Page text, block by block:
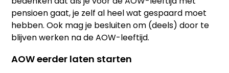
pensioen gaat, je zelf al heel wat gespaard moet
hebben. Ook mag je besluiten om (deels) door te
blijven werken na de AOW-leeftijd.
AOW eerder laten starten